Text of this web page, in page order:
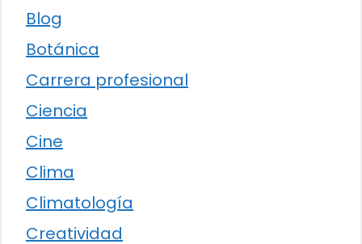
Blog
Botánica
Carrera profesional
Ciencia
Cine
Clima
Climatología
Creatividad